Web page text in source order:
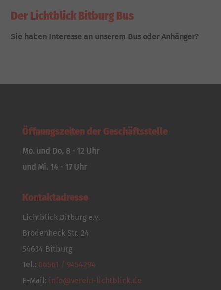
Der Lichtblick Bitburg Bus
Sie haben Interesse an unserem Bus oder Anhänger?
Öffnungszeiten der Geschäftsstelle
Mo. und Do. 8 - 12 Uhr
und Mi. 14 - 17 Uhr
Kontaktadresse
Lichtblick Bitburg e.V.
Brodenheck Str. 24
54634 Bitburg
Tel.: 06561 / 9454294
E-Mail: info@verein-lichtblick.de